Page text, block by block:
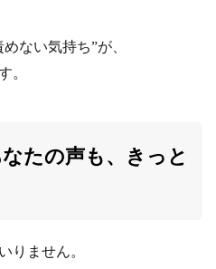
ない気持ち”が、
。
たの声も、きっと
りません。